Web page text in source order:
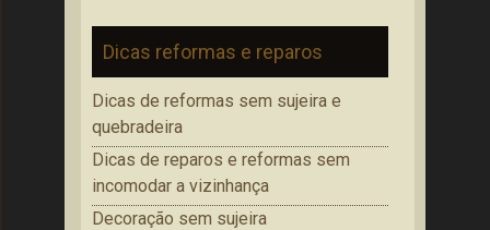
Dicas reformas e reparos
Dicas de reformas sem sujeira e
quebradeira
Dicas de reparos e reformas sem
incomodar a vizinhança
Decoração sem sujeira